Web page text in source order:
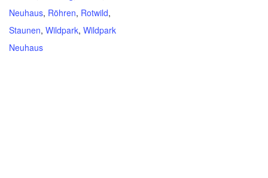
Neuhaus, Röhren, Rotwild,
Staunen, Wildpark, Wildpark
Neuhaus